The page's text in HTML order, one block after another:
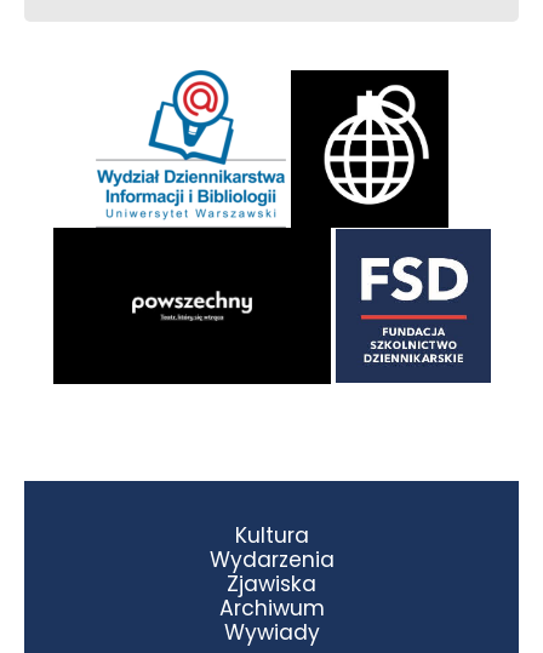
Kultura
Wydarzenia
Zjawiska
Archiwum
Wywiady